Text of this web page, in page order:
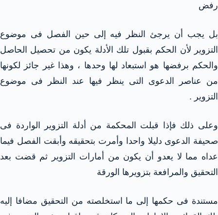
رفض
بل يجب أن يرجئ النظر فيه إلى حين الفصل فى موضوع
التزوير لأن الحكم بقبول تلك الأدلة يكون من تحصيل الحاصل
والحكم برفضها هو استبعاد لها وحدها ، وهذا غير جائز لكونها
من عناصر الدعوى التى ينظر فيها عند النظر فى موضوع
التزوير .
وعلى ذلك فإذا قبلت المحكمة من أدلة التزوير الواردة فى
صحيفة الدعوى دليلا واحدا وأمرت بتحقيقه وأبقت الفصل فيما
عداه مما لا يعدو أن يكون من أمارات التزوير ثم قضت بعد
التحقيق والمرافعة بتزويرها الورقة
مستندة فى حكمها إلى ما استخلصته من التحقيق مضافا إليه